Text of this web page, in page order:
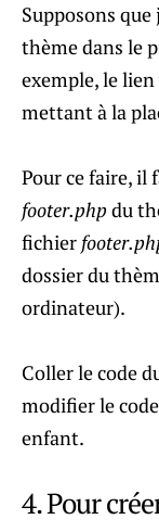
Supposons
thème dans le
exemple, le
mettant à la
Pour ce faire, il
footer.phpdu
fichier
dossier du
ordinateur).
Coller le code
modifier le
enfant.
4. Pour